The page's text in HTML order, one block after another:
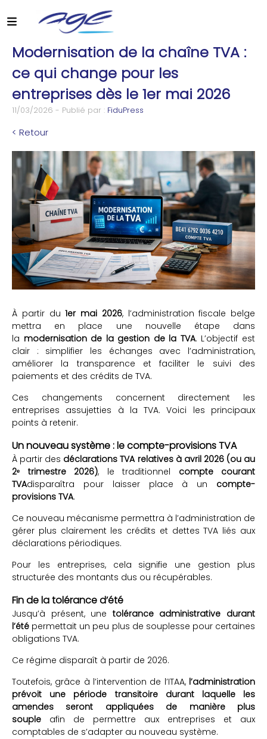
Modernisation de la chaîne TVA :
ce qui change pour les
entreprises dès le 1er mai 2026
11/03/2026 - Publié par : FiduPress
< Retour
À partir du1er mai 2026, l’administration fiscale belge
mettra en place une nouvelle étape dans
la modernisation de la gestion de la TVA. L’objectif est
clair : simplifier les échanges avec l’administration,
améliorer la transparence et faciliter le suivi des
paiements et des crédits de TVA.
Ces changements concernent directement les
entreprises assujetties à la TVA. Voici les principaux
points à retenir.
Un nouveau système : le compte-provisions TVA
À partir des déclarations TVA relatives à avril 2026 (ou au
2ᵉ trimestre 2026), le traditionnel compte courant
TVAdisparaîtra pour laisser place à un compte-
provisions TVA.
Ce nouveau mécanisme permettra à l’administration de
gérer plus clairement les crédits et dettes TVA liés aux
déclarations périodiques.
Pour les entreprises, cela signifie une gestion plus
structurée des montants dus ou récupérables.
Fin de la tolérance d’été
Jusqu’à présent, une tolérance administrative durant
l’été permettait un peu plus de souplesse pour certaines
obligations TVA.
Ce régime disparaît à partir de 2026.
Toutefois, grâce à l’intervention de l’ITAA, l’administration
prévoit une période transitoire durant laquelle les
amendes seront appliquées de manière plus
souple afin de permettre aux entreprises et aux
comptables de s’adapter au nouveau système.